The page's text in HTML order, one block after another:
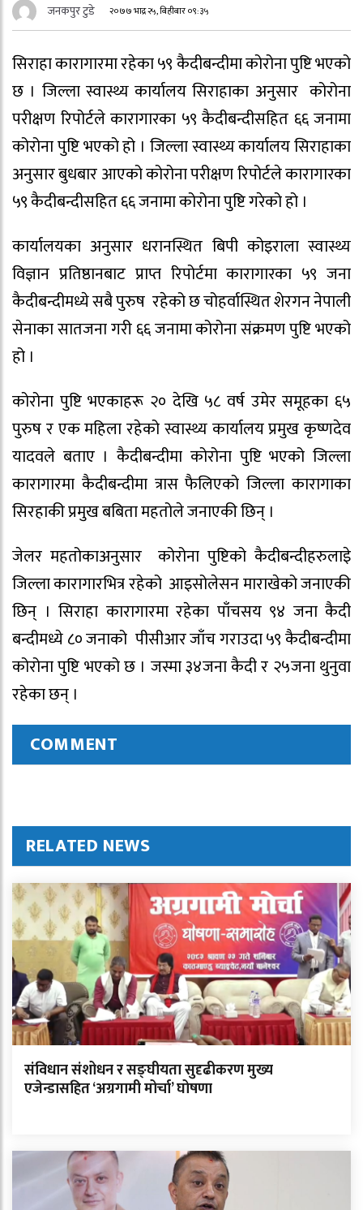
जनकपुर टुडे २०७७ भाद्र २५, बिहीबार ०९:३५
सिराहा कारागारमा रहेका ५९ कैदीबन्दीमा कोरोना पुष्टि भएको
छ । जिल्ला स्वास्थ्य कार्यालय सिराहाका अनुसार कोरोना
परीक्षण रिपोर्टले कारागारका ५९ कैदीबन्दीसहित ६६ जनामा
कोरोना पुष्टि भएको हो । जिल्ला स्वास्थ्य कार्यालय सिराहाका
अनुसार बुधबार आएको कोरोना परीक्षण रिपोर्टले कारागारका
५९ कैदीबन्दीसहित ६६ जनामा कोरोना पुष्टि गरेको हो ।
कार्यालयका अनुसार धरानस्थित बिपी कोइराला स्वास्थ्य
विज्ञान प्रतिष्ठानबाट प्राप्त रिपोर्टमा कारागारका ५९ जना
कैदीबन्दीमध्ये सबै पुरुष रहेको छ चोहर्वास्थित शेरगन नेपाली
सेनाका सातजना गरी ६६ जनामा कोरोना संक्रमण पुष्टि भएको
हो ।
कोरोना पुष्टि भएकाहरू २० देखि ५८ वर्ष उमेर समूहका ६५
पुरुष र एक महिला रहेको स्वास्थ्य कार्यालय प्रमुख कृष्णदेव
यादवले बताए । कैदीबन्दीमा कोरोना पुष्टि भएको जिल्ला
कारागारमा कैदीबन्दीमा त्रास फैलिएको जिल्ला कारागाका
सिरहाकी प्रमुख बबिता महतोले जनाएकी छिन् ।
जेलर महतोकाअनुसार कोरोना पुष्टिको कैदीबन्दीहरुलाइे
जिल्ला कारागारभित्र रहेको आइसोलेसन माराखेको जनाएकी
छिन् । सिराहा कारागारमा रहेका पाँचसय ९४ जना कैदी
बन्दीमध्ये ८० जनाको पीसीआर जाँच गराउदा ५९ कैदीबन्दीमा
कोरोना पुष्टि भएको छ । जस्मा ३४जना कैदी र २५जना थुनुवा
रहेका छन् ।
COMMENT
RELATED NEWS
संविधान संशोधन र सङ्घीयता सुदृढीकरण मुख्य
एजेन्डासहित ‘अग्रगामी मोर्चा’ घोषणा